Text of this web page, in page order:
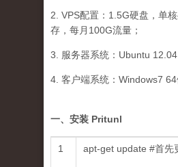
2. VPS配置：1.5G硬盘，单
存，每月100G流量；
3. 服务器系统：Ubuntu 12.04
4. 客户端系统：Windows7
一、安装 Pritunl
1 apt-get update #首先